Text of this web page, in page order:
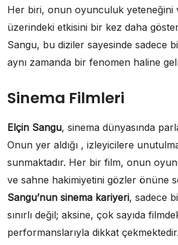
Her biri, onun oyunculuk yeteneğini
üzerindeki etkisini bir kez daha
Sangu, bu diziler sayesinde sadece
aynı zamanda bir fenomen haline
Sinema Filmleri
Elçin Sangu, sinema dünyasında
Onun yer aldığı , izleyicilere
sunmaktadır. Her bir film, onun
ve sahne hakimiyetini gözler önüne
Sangu’nun sinema kariyeri, sadece
sınırlı değil; aksine, çok sayıda
performanslarıyla dikkat